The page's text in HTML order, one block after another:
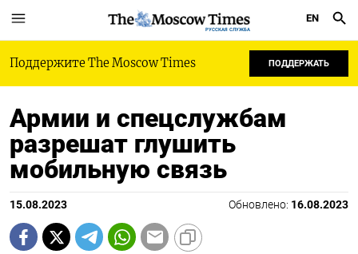
РУССКАЯ СЛУЖБА
EN
Поддержите The Moscow Times ПОДДЕРЖАТЬ
Армии и спецслужбам
разрешат глушить
мобильную связь
15.08.2023 Обновлено: 16.08.2023